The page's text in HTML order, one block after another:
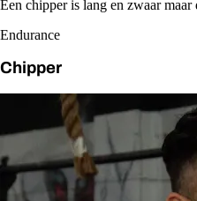
Een chipper is lang en zwaar
Endurance
Chipper